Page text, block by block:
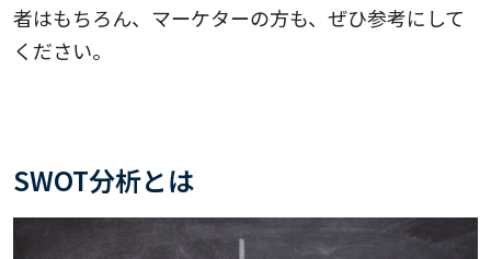
者はもちろん、マーケターの方も、ぜひ参考にして
ください。
SWOT分析とは